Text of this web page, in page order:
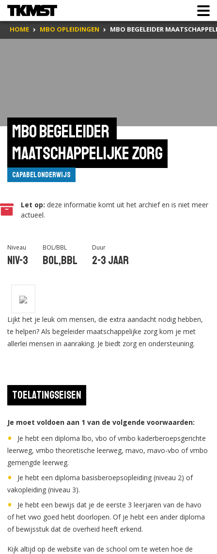
HOME MBO OPLEIDINGEN MBO BEGELEIDER
MBO Begeleider
Maatschappelijke Zorg
Capabel Onderwijs
Let op: deze informatie komt uit het archief en is niet meer
actueel.
Niveau
Niv-3
BOL/BBL
BOL,BBL
Duur
2-3 jaar
Lijkt het je leuk om mensen, die extra aandacht nodig hebben,
te helpen? Als begeleider maatschappelijke zorg kom je met
allerlei mensen in aanraking. Je biedt zorg en ondersteuning.
Toelatingseisen
Je moet voldoen aan 1 van de volgende voorwaarden:
Je hebt een diploma lbo, vbo of vmbo kaderberoepsgerichte
leerweg, vmbo theoretische leerweg, mavo, mavo-vbo of vmbo
gemengde leerweg.
Je hebt een diploma basisberoepsopleiding (niveau 2) of
vakopleiding (niveau 3).
Je hebt een bewijs dat je de eerste 3 leerjaren van de havo
of het vwo goed hebt doorlopen. Of je hebt een ander diploma
of bewijsstuk dat de overheid heeft erkend.
Kijk altijd op de website van de school om te weten hoe de